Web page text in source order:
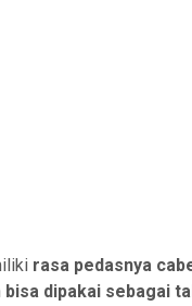
rasa pedasnya
bisa dipakai sebagai